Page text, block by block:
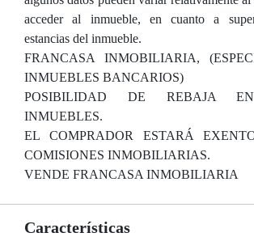
acceder al inmueble, en cuanto a
estancias del inmueble.
FRANCASA INMOBILIARIA,
INMUEBLES BANCARIOS)
POSIBILIDAD DE REBAJA
INMUEBLES.
EL COMPRADOR ESTARÁ
COMISIONES INMOBILIARIAS.
VENDE FRANCASA INMOBILIARIA
Características